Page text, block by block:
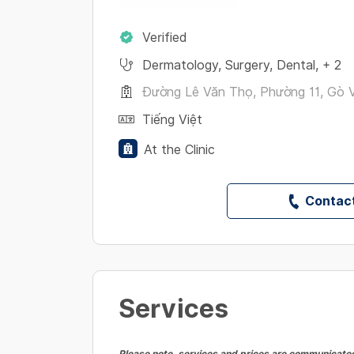
Verified
Dermatology, Surgery, Dental, + 2
Đường Lê Văn Thọ, Phường 11, Gò
Tiếng Việt
At the Clinic
Services